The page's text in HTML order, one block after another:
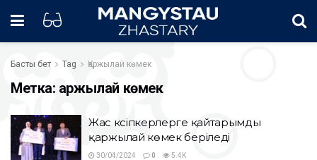
Басты бет Tag Қаржылай көмек
Метка: Қаржылай көмек
Жас кәсіпкерлерге қайтарымды
қаржылай көмек беріледі
30/04/2024 0 5.4K